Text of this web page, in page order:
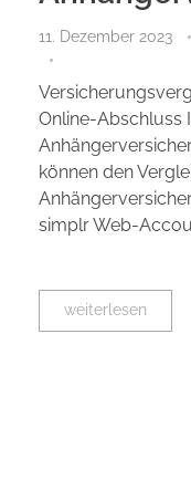
11. Dezember 2023
Online-Abschluss
können den
simplr Web-
weiterlesen